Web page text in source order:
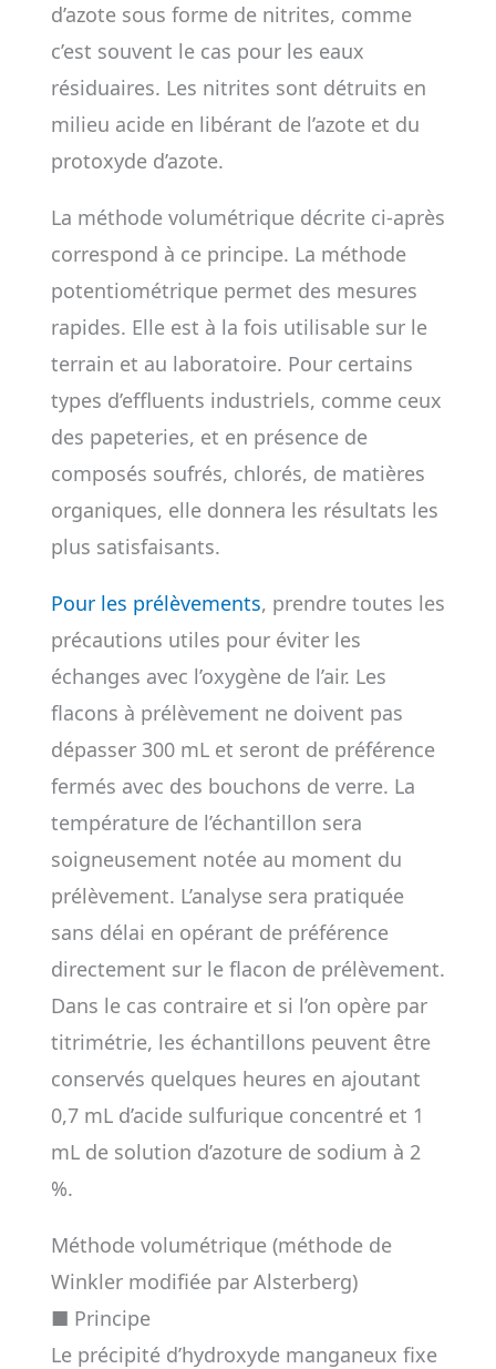
d’azote sous forme de nitrites, comme
c’est souvent le cas pour les eaux
résiduaires. Les nitrites sont détruits en
milieu acide en libérant de l’azote et du
protoxyde d’azote.
La méthode volumétrique décrite ci-après
correspond à ce principe. La méthode
potentiométrique permet des mesures
rapides. Elle est à la fois utilisable sur le
terrain et au laboratoire. Pour certains
types d’effluents industriels, comme ceux
des papeteries, et en présence de
composés soufrés, chlorés, de matières
organiques, elle donnera les résultats les
plus satisfaisants.
Pour les prélèvements, prendre toutes les
précautions utiles pour éviter les
échanges avec l’oxygène de l’air. Les
flacons à prélèvement ne doivent pas
dépasser 300 mL et seront de préférence
fermés avec des bouchons de verre. La
température de l’échantillon sera
soigneusement notée au moment du
prélèvement. L’analyse sera pratiquée
sans délai en opérant de préférence
directement sur le flacon de prélèvement.
Dans le cas contraire et si l’on opère par
titrimétrie, les échantillons peuvent être
conservés quelques heures en ajoutant
0,7 mL d’acide sulfurique concentré et 1
mL de solution d’azoture de sodium à 2
%.
Méthode volumétrique (méthode de
Winkler modifiée par Alsterberg)
■ Principe
Le précipité d’hydroxyde manganeux fixe